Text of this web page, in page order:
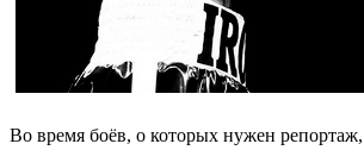
Во время боёв, о которых нужен репортаж,